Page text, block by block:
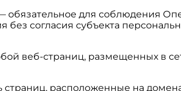
обязательное для
без согласия субъекта
веб-страниц, размещенных в
расположенные на